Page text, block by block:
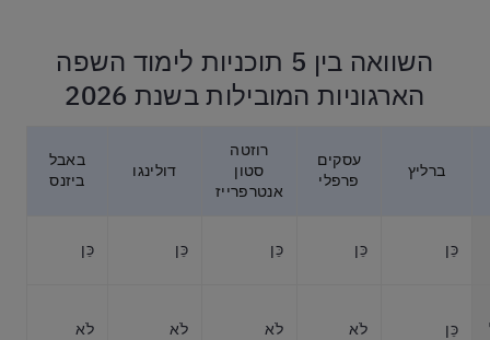
השוואה בין 5 תוכניות לימוד השפה
הארגוניות המובילות בשנת 2026
ברליץ
עסקים
פרפלי
רוזטה
סטון
אנטרפרייז
דולינגו
באבל
ביזנס
כֵּן כֵּן כֵּן כֵּן כֵּן
כֵּן לֹא לֹא לֹא לֹא